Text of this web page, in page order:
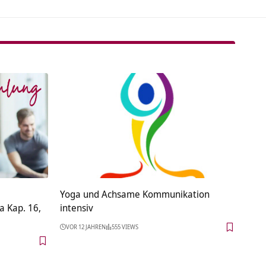
Kap. 16,
Yoga und Achsame Kommunikation
intensiv
VOR 12 JAHREN 555 VIEWS